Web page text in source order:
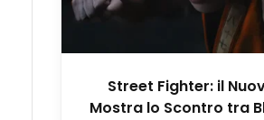
Street Fighter: il
Mostra lo Scontro tra